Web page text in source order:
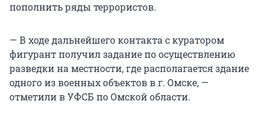
пополнить ряды террористов.
— В ходе дальнейшего контакта с куратором
фигурант получил задание по осуществлению
разведки на местности, где располагается здание
одного из военных объектов в г. Омске, —
отметили в УФСБ по Омской области.